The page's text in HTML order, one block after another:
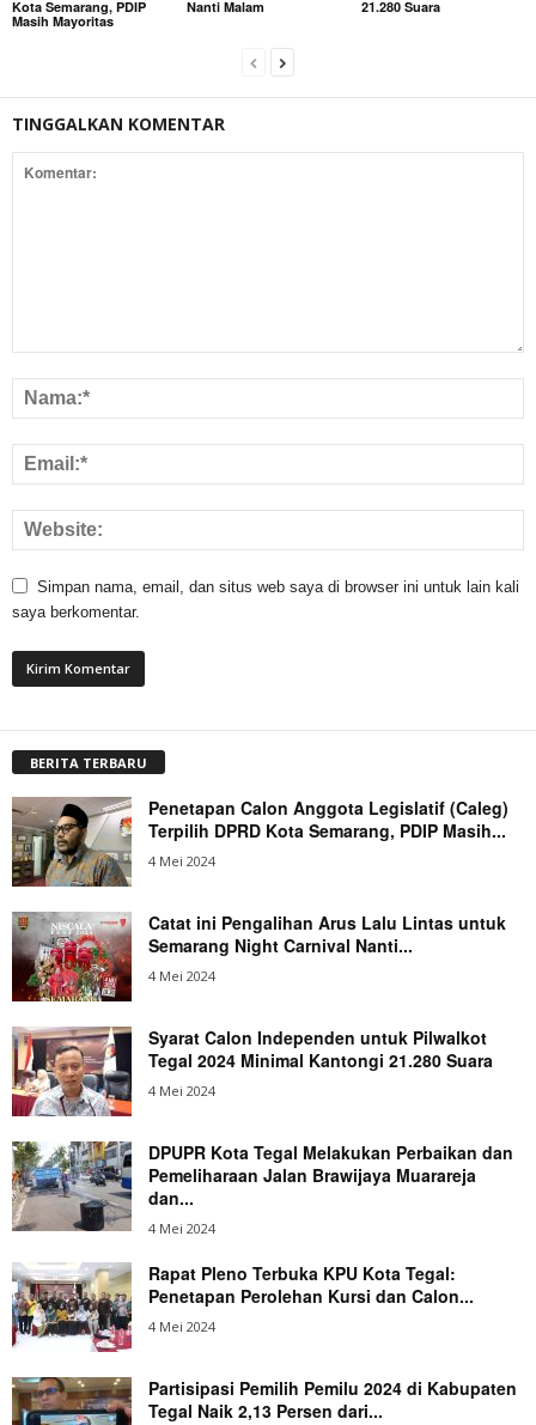
Kota Semarang, PDIP
Masih Mayoritas
Nanti Malam
21.280 Suara
TINGGALKAN KOMENTAR
Simpan nama, email, dan situs web saya di browser ini untuk lain kali
saya berkomentar.
BERITA TERBARU
Penetapan Calon Anggota Legislatif (Caleg)
Terpilih DPRD Kota Semarang, PDIP Masih...
4 Mei 2024
Catat ini Pengalihan Arus Lalu Lintas untuk
Semarang Night Carnival Nanti...
4 Mei 2024
Syarat Calon Independen untuk Pilwalkot
Tegal 2024 Minimal Kantongi 21.280 Suara
4 Mei 2024
DPUPR Kota Tegal Melakukan Perbaikan dan
Pemeliharaan Jalan Brawijaya Muarareja
dan...
4 Mei 2024
Rapat Pleno Terbuka KPU Kota Tegal:
Penetapan Perolehan Kursi dan Calon...
4 Mei 2024
Partisipasi Pemilih Pemilu 2024 di Kabupaten
Tegal Naik 2,13 Persen dari...